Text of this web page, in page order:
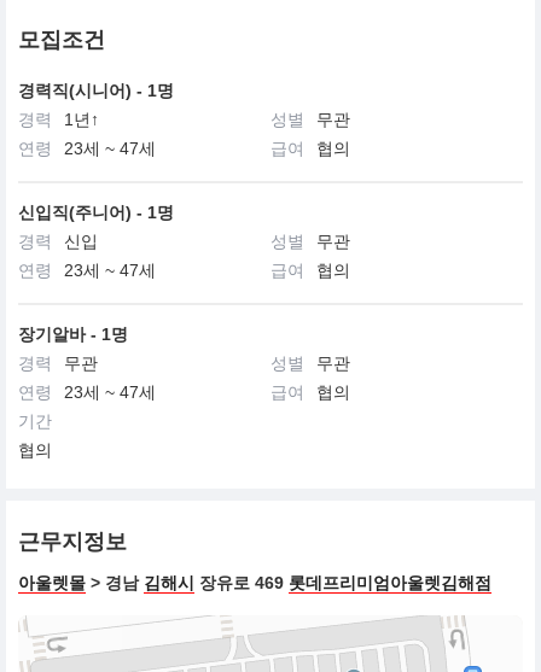
모집조건
경력직(시니어) - 1명
경력
1년↑ 성별
무관
연령
23세 ~ 47세 급여 협의
신입직(주니어) - 1명
경력
신입 성별
무관
연령
23세 ~ 47세 급여 협의
장기알바 - 1명
경력
무관 성별
무관
연령
23세 ~ 47세 급여
협의
기간
협의
근무지정보
아울렛몰 > 경남 김해시 장유로 469 롯데프리미엄아울렛김해점